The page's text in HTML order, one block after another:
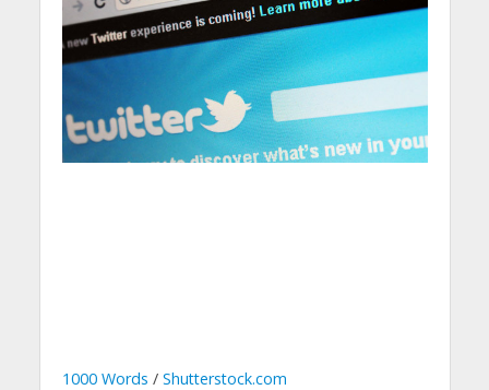
1000 Words / Shutterstock.com